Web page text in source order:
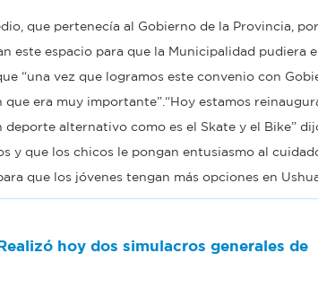
que pertenecía al Gobierno de la Provincia,
este espacio para que la Municipalidad pudiera
“una vez que logramos este convenio con
era muy importante”.“Hoy estamos
alternativo como es el Skate y el Bike”
y que los chicos le pongan entusiasmo al
que los jóvenes tengan más opciones en
hoy dos simulacros generales de